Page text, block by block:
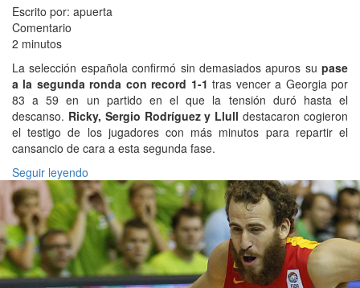
Escrito por: apuerta
Comentario
2 minutos
La selección española confirmó sin demasiados apuros su pase
a la segunda ronda con record 1-1 tras vencer a Georgia por
83 a 59 en un partido en el que la tensión duró hasta el
descanso. Ricky, Sergio Rodríguez y Llull destacaron cogieron
el testigo de los jugadores con más minutos para repartir el
cansancio de cara a esta segunda fase.
Seguir leyendo